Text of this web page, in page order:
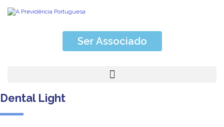
Ser Associado
Dental Light